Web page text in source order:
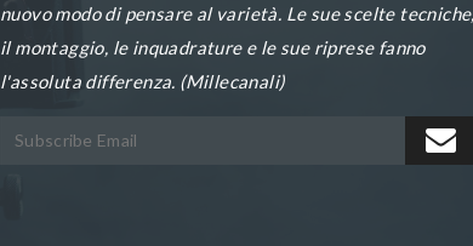
nuovo modo di pensare al varietà. Le sue scelte tecniche,
il montaggio, le inquadrature e le sue riprese fanno
l'assoluta differenza. (Millecanali)